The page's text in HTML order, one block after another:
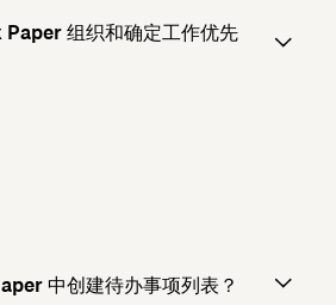
组织和确定工作优先
中创建待办事项列表？